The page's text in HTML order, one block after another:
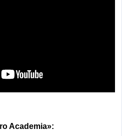
Academia»: